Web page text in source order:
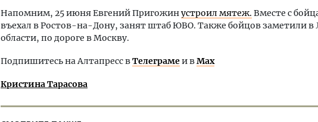
Напомним, 25 июня Евгений Пригожинустроил мятеж. Вместе с
въехал в Ростов-на-Дону, занят штаб ЮВО. Также бойцов заметили в
области, по дороге в Москву.
Подпишитесь на Алтапресс вТелеграмеи вMax
Кристина Тарасова